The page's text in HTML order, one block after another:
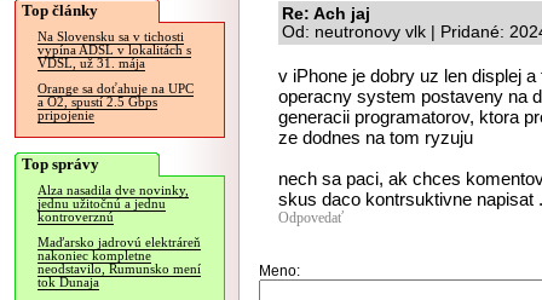
Top články
Na Slovensku sa v tichosti
vypína ADSL v lokalitách s
VDSL, už 31. mája
Orange sa doťahuje na UPC
a O2, spustí 2.5 Gbps
pripojenie
Top správy
Alza nasadila dve novinky,
jednu užitočnú a jednu
kontroverznú
Maďarsko jadrovú elektráreň
nakoniec kompletne
neodstavilo, Rumunsko mení
tok Dunaja
Re: Ach jaj
Od: neutronovy vlk | Pridané:
v iPhone je dobry uz len displej
operacny system postaveny na
generacii programatorov, ktora
ze dodnes na tom ryzuju
nech sa paci, ak chces
skus daco kontrsuktivne napisat
Odpovedať
Meno: